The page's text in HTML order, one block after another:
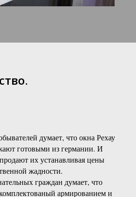
думает, что окна Рехау
готовыми из германии. И
их устанавливая цены
жадности.
граждан думает, что
армированием и